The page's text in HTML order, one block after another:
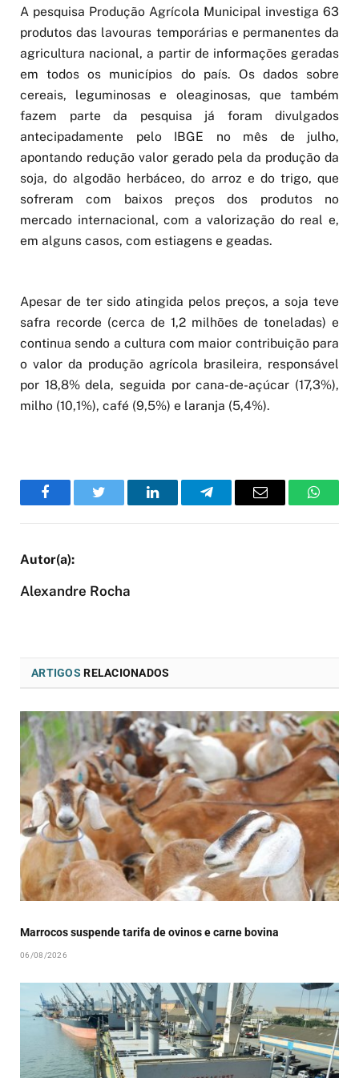
A pesquisa Produção Agrícola Municipal investiga 63
produtos das lavouras temporárias e permanentes da
agricultura nacional, a partir de informações geradas
em todos os municípios do país. Os dados sobre
cereais, leguminosas e oleaginosas, que também
fazem parte da pesquisa já foram divulgados
antecipadamente pelo IBGE no mês de julho,
apontando redução valor gerado pela da produção da
soja, do algodão herbáceo, do arroz e do trigo, que
sofreram com baixos preços dos produtos no
mercado internacional, com a valorização do real e,
em alguns casos, com estiagens e geadas.
Apesar de ter sido atingida pelos preços, a soja teve
safra recorde (cerca de 1,2 milhões de toneladas) e
continua sendo a cultura com maior contribuição para
o valor da produção agrícola brasileira, responsável
por 18,8% dela, seguida por cana-de-açúcar (17,3%),
milho (10,1%), café (9,5%) e laranja (5,4%).
FacebookTwitter LinkedInTelegramEmail
Alexandre Rocha
ARTIGOS RELACIONADOS
Marrocos suspende tarifa de ovinos e carne bovina
06/08/2026